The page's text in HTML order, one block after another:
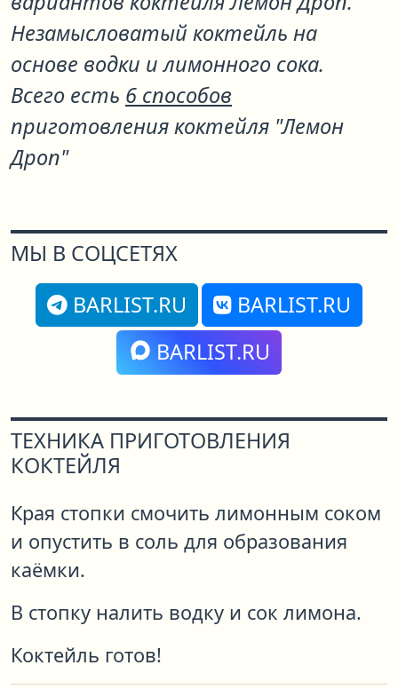
Незамысловатый коктейль на
основе водки и лимонного сока.
Всего есть 6 способов
приготовления коктейля "Лемон
Дроп"
МЫ В СОЦСЕТЯХ
BARLIST.RU
BARLIST.RU
BARLIST.RU
ТЕХНИКА ПРИГОТОВЛЕНИЯ
КОКТЕЙЛЯ
Края стопки смочить лимонным соком
и опустить в соль для образования
каёмки.
В стопку налить водку и сок лимона.
Коктейль готов!